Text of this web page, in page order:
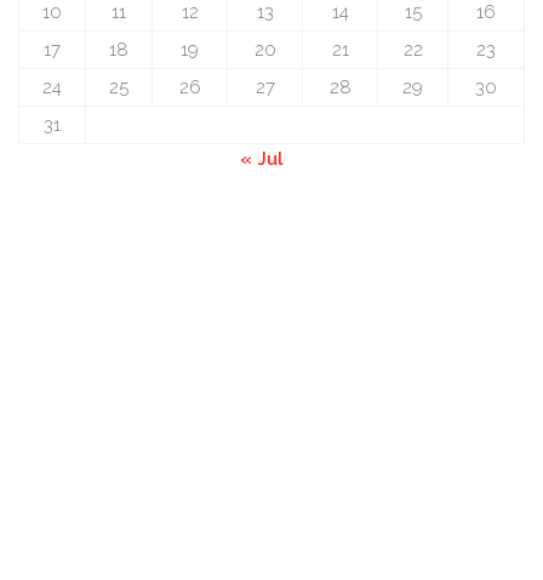
10
11 12 13 14 15
16
17
18 19 20 21 22
23
24
25 26 27 28 29
30
31
« Jul